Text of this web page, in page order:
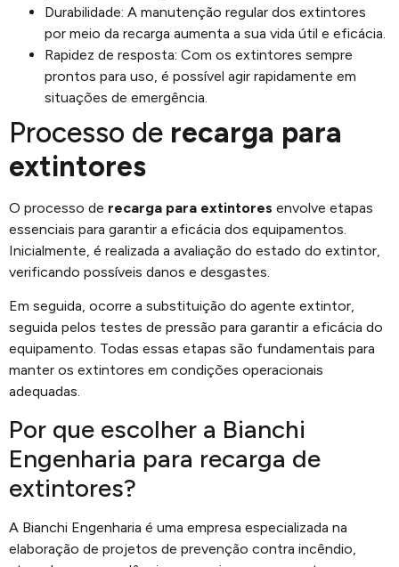
Durabilidade: A manutenção regular dos extintores
por meio da recarga aumenta a sua vida útil e eficácia.
Rapidez de resposta: Com os extintores sempre
prontos para uso, é possível agir rapidamente em
situações de emergência.
Processo de recarga para
extintores
O processo de recarga para extintores envolve etapas
essenciais para garantir a eficácia dos equipamentos.
Inicialmente, é realizada a avaliação do estado do extintor,
verificando possíveis danos e desgastes.
Em seguida, ocorre a substituição do agente extintor,
seguida pelos testes de pressão para garantir a eficácia do
equipamento. Todas essas etapas são fundamentais para
manter os extintores em condições operacionais
adequadas.
Por que escolher a Bianchi
Engenharia para recarga de
extintores?
A Bianchi Engenharia é uma empresa especializada na
elaboração de projetos de prevenção contra incêndio,